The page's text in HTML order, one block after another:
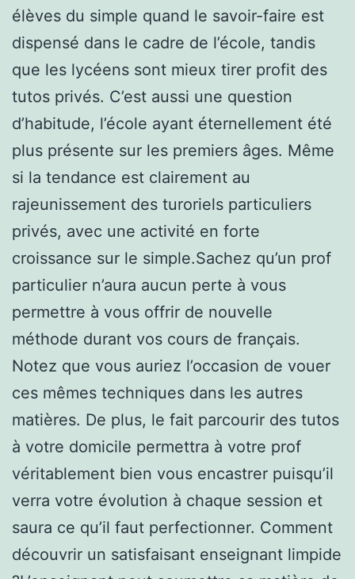
élèves du simple quand le savoir-faire est
dispensé dans le cadre de l’école, tandis
que les lycéens sont mieux tirer profit des
tutos privés. C’est aussi une question
d’habitude, l’école ayant éternellement été
plus présente sur les premiers âges. Même
si la tendance est clairement au
rajeunissement des turoriels particuliers
privés, avec une activité en forte
croissance sur le simple.Sachez qu’un prof
particulier n’aura aucun perte à vous
permettre à vous offrir de nouvelle
méthode durant vos cours de français.
Notez que vous auriez l’occasion de vouer
ces mêmes techniques dans les autres
matières. De plus, le fait parcourir des tutos
à votre domicile permettra à votre prof
véritablement bien vous encastrer puisqu’il
verra votre évolution à chaque session et
saura ce qu’il faut perfectionner. Comment
découvrir un satisfaisant enseignant limpide